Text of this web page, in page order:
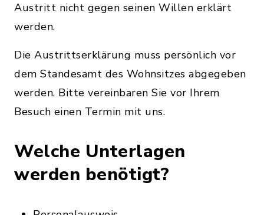
Austritt nicht gegen seinen Willen erklärt
werden.
Die Austrittserklärung muss persönlich vor
dem Standesamt des Wohnsitzes abgegeben
werden. Bitte vereinbaren Sie vor Ihrem
Besuch einen Termin mit uns.
Welche Unterlagen
werden benötigt?